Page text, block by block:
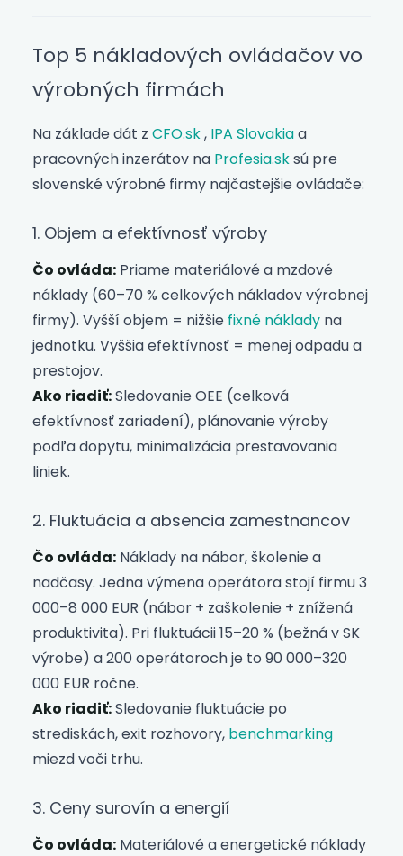
Top 5 nákladových ovládačov vo
výrobných firmách
Na základe dát z CFO.sk, IPA Slovakiaa
pracovných inzerátov na Profesia.sksú pre
slovenské výrobné firmy najčastejšie ovládače:
1. Objem a efektívnosť výroby
Čo ovláda: Priame materiálové a mzdové
náklady (60–70 % celkových nákladov výrobnej
firmy). Vyšší objem = nižšie fixné náklady na
jednotku. Vyššia efektívnosť = menej odpadu a
prestojov.
Ako riadiť:Sledovanie OEE (celková
efektívnosť zariadení), plánovanie výroby
podľa dopytu, minimalizácia prestavovania
liniek.
2. Fluktuácia a absencia zamestnancov
Čo ovláda: Náklady na nábor, školenie a
nadčasy. Jedna výmena operátora stojí firmu 3
000–8 000 EUR (nábor + zaškolenie + znížená
produktivita). Pri fluktuácii 15–20 % (bežná v SK
výrobe) a 200 operátoroch je to 90 000–320
000 EUR ročne.
Ako riadiť:Sledovanie fluktuácie po
strediskách, exit rozhovory, benchmarking
miezd voči trhu.
3. Ceny surovín a energií
Čo ovláda: Materiálové a energetické náklady